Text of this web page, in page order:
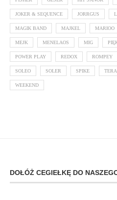
JOKER & SEQUENCE JORRGUS
MAGIK BAND MAJKEL MARIOO
MEJK MENELAOS MIG
POWER PLAY REDOX ROMPEY
SOLEO SOLER SPIKE
WEEKEND
DOŁÓŻ CEGIEŁKĘ DO